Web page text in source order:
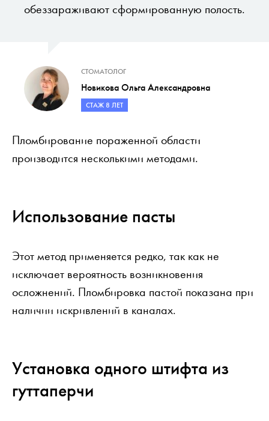
обеззараживают сформированную полость.
СТОМАТОЛОГ
Новикова Ольга Александровна
СТАЖ 8 ЛЕТ
Пломбирование пораженной области
производится несколькими методами.
Использование пасты
Этот метод применяется редко, так как не
исключает вероятность возникновения
осложнений. Пломбировка пастой показана при
наличии искривлений в каналах.
Установка одного штифта из
гуттаперчи